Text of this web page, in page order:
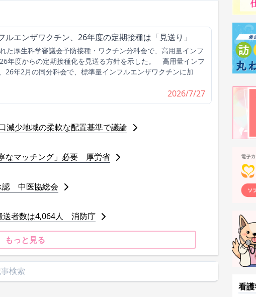
エンザワクチン、26年度の定期接種は「見送り」
厚生科学審議会予防接種・ワクチン分科会で、高用量インフ
年度からの定期接種化を見送る方針を示した。 高用量インフ
26年2月の同分科会で、標準量インフルエンザワクチンに加
2026/7/27
減少地域の柔軟な配置基準で議論
なマッチング」必要 厚労省
認 中医協総会
送者数は4,064人 消防庁
もっと見る
看